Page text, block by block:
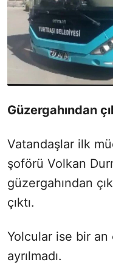
Güzergahından
Vatandaşlar ilk
şoförü Volkan
güzergahından
çıktı.
Yolcular ise bir an
ayrılmadı.